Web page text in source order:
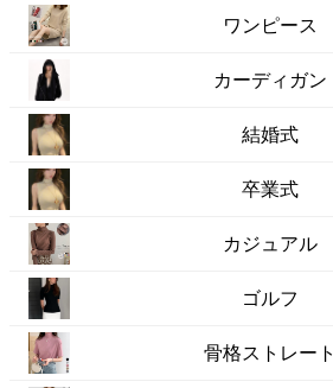
ワンピース
カーディガン
結婚式
卒業式
カジュアル
ゴルフ
骨格ストレート